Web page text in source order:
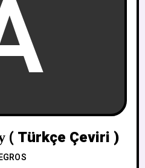
( Türkçe Çeviri )